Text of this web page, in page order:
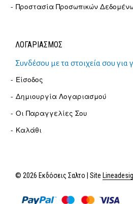
Προστασία Προσωπικών
ΛΟΓΑΡΙΑΣΜΟΣ
Συνδέσου με τα στοιχεία σου
Είσοδος
Δημιουργία Λογαριασμού
Οι Παραγγελίες Σου
Καλάθι
© 2026 Εκδόσεις Σαλτο | Site